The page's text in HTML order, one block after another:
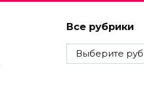
Все рубрики
Все
рубрики